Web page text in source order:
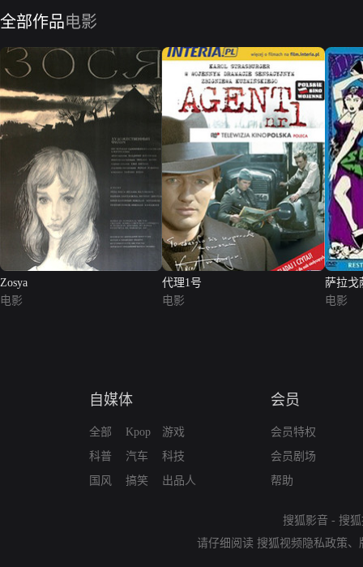
全部作品电影
Zosya
电影
代理1号
电影
萨拉戈
电影
自媒体
全部
科普
国风
Kpop
汽车
搞笑
游戏
科技
出品人
会员
会员特权
会员剧场
帮助
搜狐影音 - 搜
请仔细阅读 搜狐视频隐私政策、